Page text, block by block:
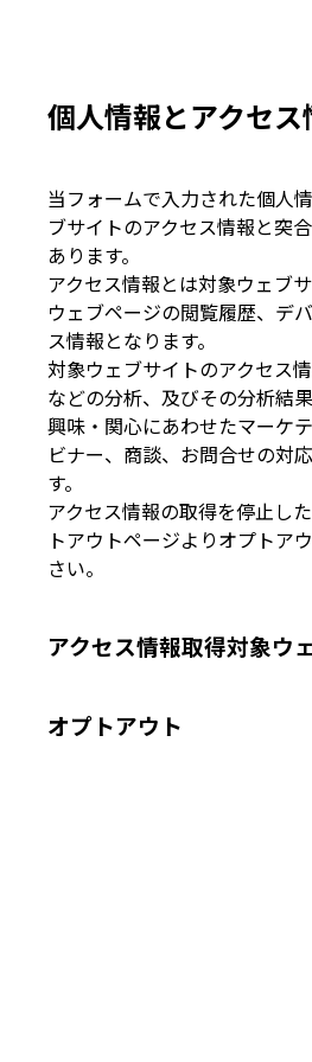
個人情報とアクセス
当フォームで入力された個人
ブサイトのアクセス情報と突
あります。
アクセス情報とは対象ウェブ
ウェブページの閲覧履歴、デ
ス情報となります。
対象ウェブサイトのアクセス
などの分析、及びその分析結
興味・関心にあわせたマーケ
ビナー、商談、お問合せの対
す。
アクセス情報の取得を停止し
トアウトページよりオプトア
さい。
アクセス情報取得対象ウ
オプトアウト